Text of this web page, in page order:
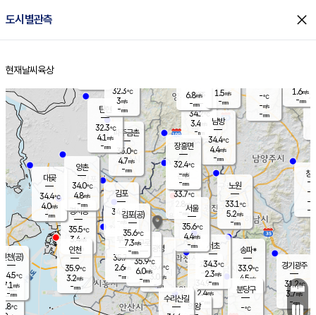
도시별관측 close
홈
현재날씨 육상
의도
℃
양주
34.2℃
3.4
-mm
과천
34.9℃
2.4m/s
- mm
경기광주
31.2℃
3.7m/s
-mm
경서동
35.5℃
3.4 m/s
-mm
파주금촌
35.0℃
4.7m/s
-mm
-℃
-m/s
-mm
대곶
34.4℃
4.0m/s
-mm
창
-
-m/
-
탄현
32.3℃
4.1 m/s
-mm
1.6m/s
-mm
의왕
김포
34.8℃
-m/s
mm
광명
35.4 ℃
3.0 m/s
-mm
부천
35.7℃
2.6m/s
-mm
양촌
34.0℃
4.8m/s
-mm
구로
35.9℃
6.0m/s
-mm
은평
33.7℃
2.8 m/s
- mm
노원
33.1℃
5.2m/s
-mm
송파*
33.9℃
4.5m/s
-mm
서초
34.3℃
2.3m/s
-mm
남방
34.4℃
4.4m/s
-mm
수리산길
분당구
-℃
장흥면
32.4℃
-m/s
-mm
6.8m/s
-mm
인천(공)
34.5℃
7.1 m/s
-mm
김포(공)
35.6℃
7.3m/s
-mm
인천
35.9℃
3.2m/s
-mm
서울
35.6℃
4.4m/s
-mm
32.3℃
3m/s
-mm
1.5m/s
-mm